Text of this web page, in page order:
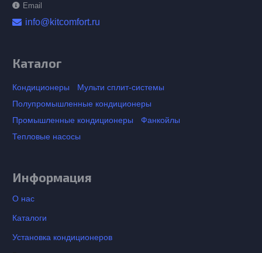
Email
info@kitcomfort.ru
Каталог
Кондиционеры
Мульти сплит-системы
Полупромышленные кондиционеры
Промышленные кондиционеры
Фанкойлы
Тепловые насосы
Информация
О нас
Каталоги
Установка кондиционеров